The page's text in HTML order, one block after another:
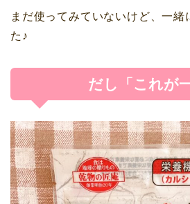
まだ使ってみていないけど、一緒
た♪
だし「これが